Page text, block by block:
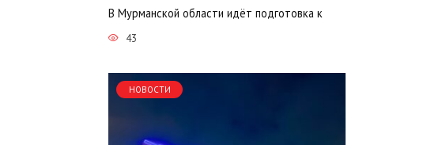
В Мурманской области идёт подготовка к
43
НОВОСТИ